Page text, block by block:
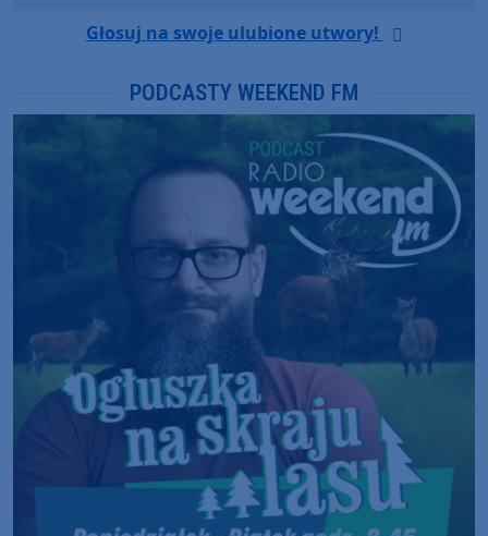
Głosuj na swoje ulubione utwory!
PODCASTY WEEKEND FM